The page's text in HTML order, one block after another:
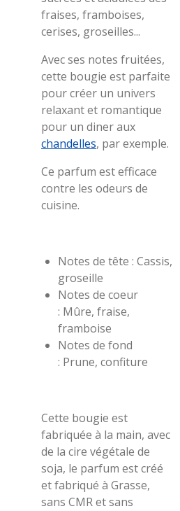
fraises, framboises,
cerises, groseilles...
Avec ses notes fruitées,
cette bougie est parfaite
pour créer un univers
relaxant et romantique
pour un diner aux
chandelles, par exemple.
Ce parfum est efficace
contre les odeurs de
cuisine.
Notes de tête : Cassis,
groseille
Notes de coeur
: Mûre, fraise,
framboise
Notes de fond
: Prune, confiture
Cette bougie est
fabriquée à la main, avec
de la cire végétale de
soja, le parfum est créé
et fabriqué à Grasse,
sans CMR et sans